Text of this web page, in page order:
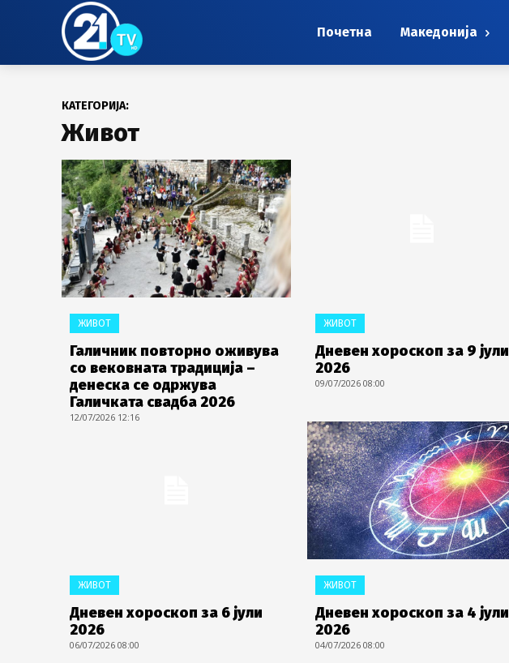
Почетна Македонија
КАТЕГОРИЈА:
Живот
ЖИВОТ
Галичник повторно оживува
со вековната традиција –
денеска се одржува
Галичката свадба 2026
12/07/2026 12:16
ЖИВОТ
Дневен хороскоп за 9 јули
2026
09/07/2026 08:00
ЖИВОТ
Дневен хороскоп за 6 јули
2026
06/07/2026 08:00
ЖИВОТ
Дневен хороскоп за 4 јули
2026
04/07/2026 08:00